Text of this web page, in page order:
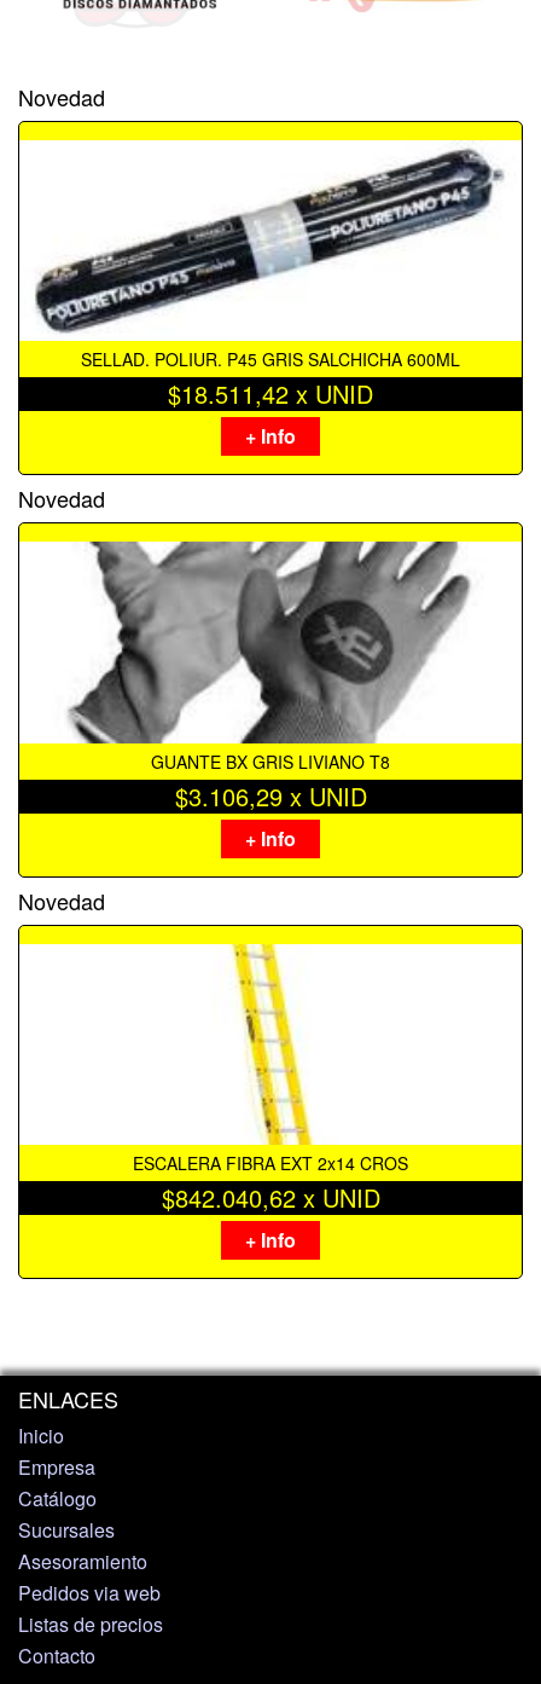
Novedad
SELLAD. POLIUR. P45 GRIS SALCHICHA 600ML
$18.511,42 x UNID
+ Info
Novedad
GUANTE BX GRIS LIVIANO T8
$3.106,29 x UNID
+ Info
Novedad
ESCALERA FIBRA EXT 2x14 CROS
$842.040,62 x UNID
+ Info
ENLACES
Inicio
Empresa
Catálogo
Sucursales
Asesoramiento
Pedidos via web
Listas de precios
Contacto